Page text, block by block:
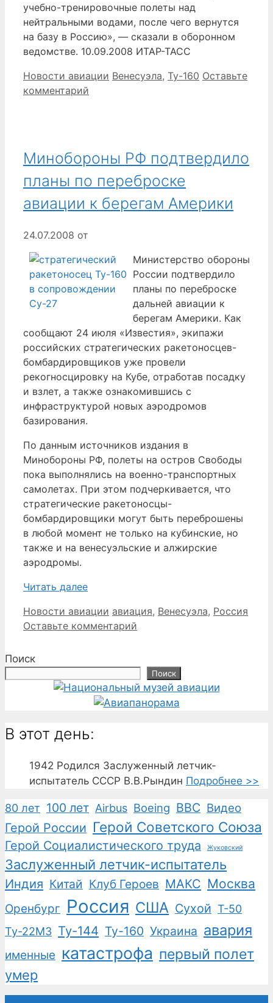
учебно-тренировочные полеты над
нейтральными водами, после чего вернутся
на базу в Россию», — сказали в оборонном
ведомстве. 10.09.2008 ИТАР-ТАСС
Рубрики
Новости авиации Метки
Венесуэла, Ту-160 Оставьте
комментарий
Минобороны РФ подтвердило
планы по переброске
авиации к берегам Америки
24.07.2008 от
Министерство обороны
России подтвердило
планы по переброске
дальней авиации к
берегам Америки. Как
сообщают 24 июля «Известия», экипажи
российских стратегических ракетоносцев-
бомбардировщиков уже провели
рекогносцировку на Кубе, отработав посадку
и взлет, а также ознакомившись с
инфраструктурой новых аэродромов
базирования.
По данным источников издания в
Минобороны РФ, полеты на остров Свободы
пока выполнялись на военно-транспортных
самолетах. При этом подчеркивается, что
стратегические ракетоносцы-
бомбардировщики могут быть переброшены
в любой момент не только на кубинские, но
также и на венесуэльские и алжирские
аэродромы.
Читать далее
Рубрики
Новости авиации Метки
авиация, Венесуэла, Россия
Оставьте комментарий
Поиск
Поиск
В этот день:
1942 Родился Заслуженный летчик-
испытатель СССР В.В.Рындин Подробнее >>
80 лет 100 лет Airbus Boeing ВВС Видео
Герой России Герой Советского Союза
Герой Социалистического труда Жуковский
Заслуженный летчик-испытатель
Индия Китай Клуб Героев МАКС Москва
Оренбург Россия США Сухой Т-50
Ту-22М3 Ту-144 Ту-160 Украина авария
именные катастрофа первый полет
умер